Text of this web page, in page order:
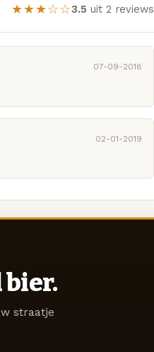
★★★☆☆3.5 uit 2 reviews
07-09-2018
02-01-2019
straatje